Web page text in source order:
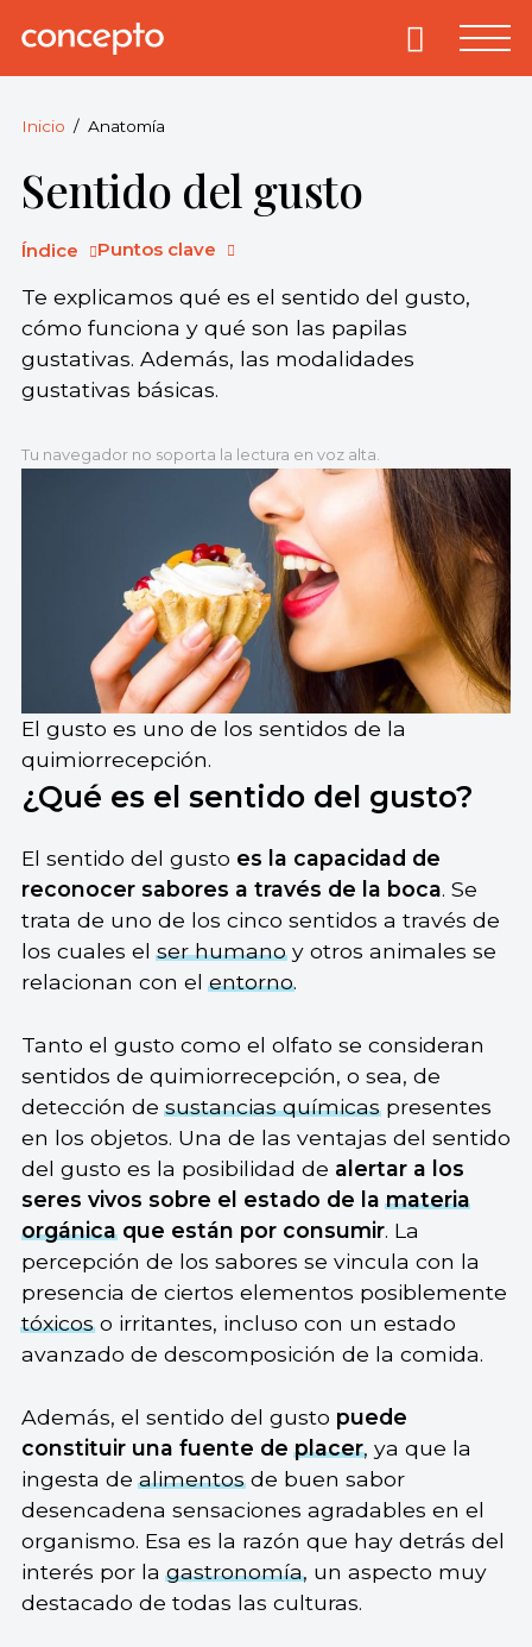
Concepto.
derechos
reservados.
Primary
Inicio Anatomía
Sentido del gusto
Índice Puntos clave
Te explicamos qué es el sentido del gusto,
cómo funciona y qué son las papilas
gustativas. Además, las modalidades
gustativas básicas.
Tu navegador no soporta la lectura en voz alta.
El gusto es uno de los sentidos de la
quimiorrecepción.
¿Qué es el sentido del gusto?
El sentido del gusto es la capacidad de
reconocer sabores a través de la boca. Se
trata de uno de los cinco sentidos a través de
los cuales elser humanoy otros animales se
relacionan con elentorno.
Tanto el gusto como el olfato se consideran
sentidos de quimiorrecepción, o sea, de
detección desustancias químicaspresentes
en los objetos. Una de las ventajas del sentido
del gusto es la posibilidad de alertar a los
seres vivos sobre el estado de lamateria
orgánicaque están por consumir. La
percepción de los sabores se vincula con la
presencia de ciertos elementos posiblemente
tóxicoso irritantes, incluso con un estado
avanzado de descomposición de la comida.
Además, el sentido del gusto puede
constituir una fuente deplacer, ya que la
ingesta dealimentosde buen sabor
desencadena sensaciones agradables en el
organismo. Esa es la razón que hay detrás del
interés por lagastronomía, un aspecto muy
destacado de todas las culturas.